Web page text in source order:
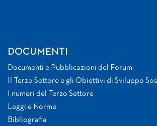
DOCUMENTI
Documenti e Pubblicazioni del Forum
Il Terzo Settore e gli Obiettivi di Sviluppo
I numeri del Terzo Settore
Leggi e Norme
Bibliografia